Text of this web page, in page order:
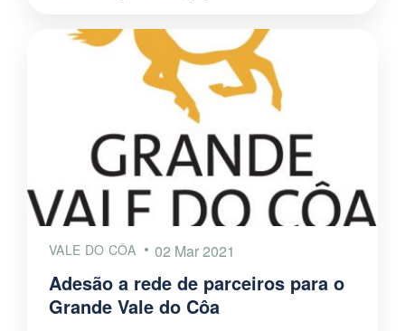
VALE DO CÔA 02 Mar 2021
Adesão a rede de parceiros para o
Grande Vale do Côa